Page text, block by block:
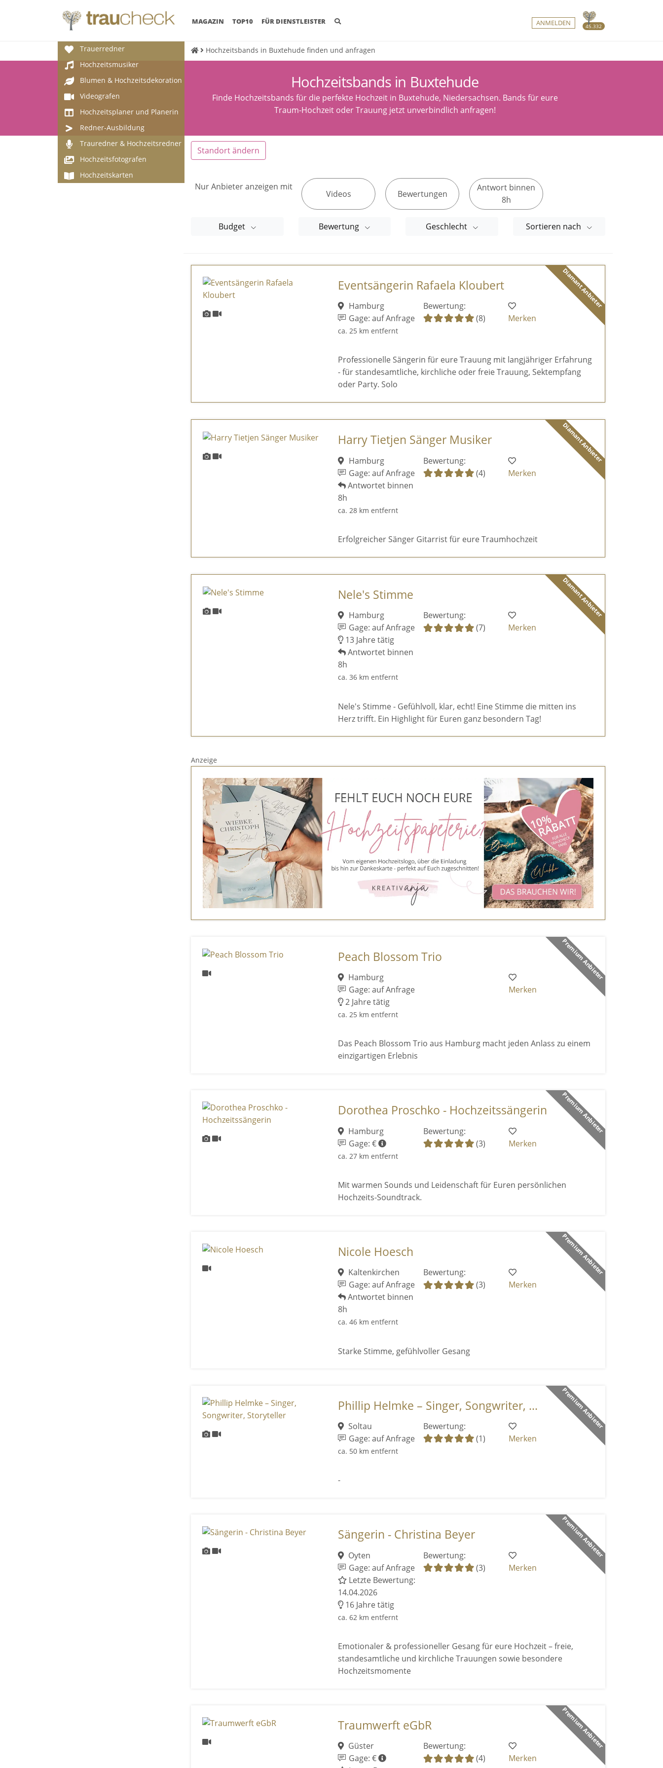
45.332
MAGAZIN (CURRENT)
TOP10 FÜR DIENSTLEISTER ANMELDEN
Trauerredner
Hochzeitsmusiker
Blumen & Hochzeitsdekoration
Videografen
Hochzeitsplaner und Planerin
Redner-Ausbildung
Trauredner & Hochzeitsredner
Hochzeitsfotografen
Hochzeitskarten
Hochzeitsbands in Buxtehude finden und anfragen
Hochzeitsbands in Buxtehude
Finde Hochzeitsbands für die perfekte Hochzeit in Buxtehude, Niedersachsen. Bands für eure
Traum-Hochzeit oder Trauung jetzt unverbindlich anfragen!
Standort ändern
Nur Anbieter anzeigen mit
Videos Bewertungen
Antwort binnen
8h
Budget Bewertung Geschlecht Sortieren nach
Diamant Anbieter
Eventsängerin Rafaela Kloubert
Hamburg
Gage: auf Anfrage
ca. 25 km entfernt
Bewertung:
(8)
Merken
Professionelle Sängerin für eure Trauung mit langjähriger Erfahrung
- für standesamtliche, kirchliche oder freie Trauung, Sektempfang
oder Party. Solo
Diamant Anbieter
Harry Tietjen Sänger Musiker
Hamburg
Gage: auf Anfrage
Antwortet binnen
8h
ca. 28 km entfernt
Bewertung:
(4)
Merken
Erfolgreicher Sänger Gitarrist für eure Traumhochzeit
Diamant Anbieter
Nele's Stimme
Hamburg
Gage: auf Anfrage
13 Jahre tätig
Antwortet binnen
8h
ca. 36 km entfernt
Bewertung:
(7)
Merken
Nele's Stimme - Gefühlvoll, klar, echt! Eine Stimme die mitten ins
Herz trifft. Ein Highlight für Euren ganz besondern Tag!
Anzeige
Premium Anbieter
Peach Blossom Trio
Hamburg
Gage: auf Anfrage
2 Jahre tätig
ca. 25 km entfernt
Merken
Das Peach Blossom Trio aus Hamburg macht jeden Anlass zu einem
einzigartigen Erlebnis
Premium Anbieter
Dorothea Proschko - Hochzeitssängerin
Hamburg
Gage: €
ca. 27 km entfernt
Bewertung:
(3)
Merken
Mit warmen Sounds und Leidenschaft für Euren persönlichen
Hochzeits-Soundtrack.
Premium Anbieter
Nicole Hoesch
Kaltenkirchen
Gage: auf Anfrage
Antwortet binnen
8h
ca. 46 km entfernt
Bewertung:
(3)
Merken
Starke Stimme, gefühlvoller Gesang
Premium Anbieter
Phillip Helmke – Singer, Songwriter, ...
Soltau
Gage: auf Anfrage
ca. 50 km entfernt
Bewertung:
(1)
Merken
-
Premium Anbieter
Sängerin - Christina Beyer
Oyten
Gage: auf Anfrage
Letzte Bewertung:
14.04.2026
16 Jahre tätig
ca. 62 km entfernt
Bewertung:
(3)
Merken
Emotionaler & professioneller Gesang für eure Hochzeit – freie,
standesamtliche und kirchliche Trauungen sowie besondere
Hochzeitsmomente
Premium Anbieter
Traumwerft eGbR
Güster
Gage: €
Bewertung:
(4)
Merken